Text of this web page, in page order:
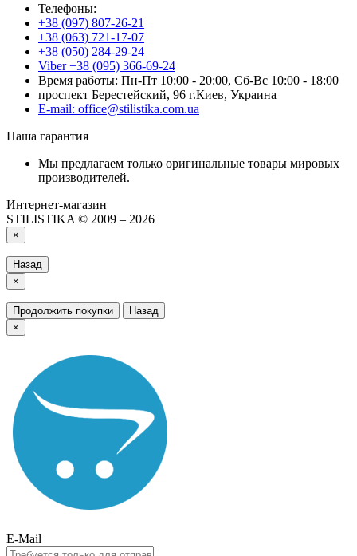
Телефоны:
+38 (097) 807-26-21
+38 (063) 721-17-07
+38 (050) 284-29-24
Viber +38 (095) 366-69-24
Время работы: Пн-Пт 10:00 - 20:00, Сб-Вс 10:00 - 18:00
проспект Берестейский, 96 г.Киев, Украина
E-mail: office@stilistika.com.ua
Наша гарантия
Мы предлагаем только оригинальные товары мировых
производителей.
Интернет-магазин
STILISTIKA © 2009 – 2026
×
Назад
×
Продолжить покупки
Назад
×
E-Mail